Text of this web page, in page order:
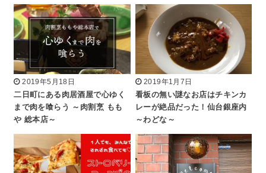
2019年5月18日
二日町にある肉居酒屋で心ゆく
まで肉を喰らう ～肉割烹 もも
や 総本店～
2019年1月7日
看板の無い謎なお店はチキンカ
レーが絶品だった！仙台銀座内
～わどな～